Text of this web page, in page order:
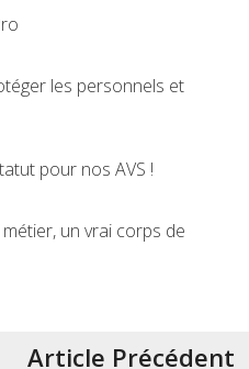
les personnels et
pour nos AVS !
métier, un vrai corps de
Article Précédent